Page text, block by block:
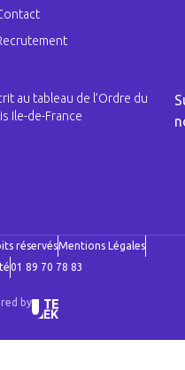
au tableau de l’Ordre du
Ile-de-France
réservésMentions Légales
01 89 70 78 83
by